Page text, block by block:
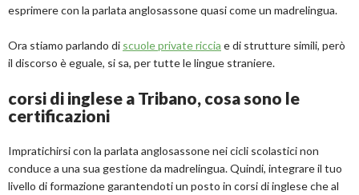
esprimere con la parlata anglosassone quasi come un madrelingua.
Ora stiamo parlando di scuole private riccia e di strutture simili, però
il discorso è eguale, si sa, per tutte le lingue straniere.
corsi di inglese a Tribano, cosa sono le
certificazioni
Impratichirsi con la parlata anglosassone nei cicli scolastici non
conduce a una sua gestione da madrelingua. Quindi, integrare il tuo
livello di formazione garantendoti un posto in corsi di inglese che al